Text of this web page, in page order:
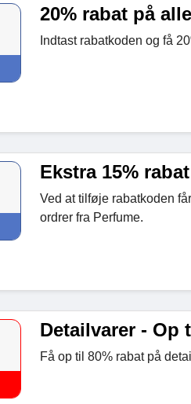
20% rabat på
Indtast rabatkoden og få
Ekstra 15%
Ved at tilføje rabatkoden
ordrer fra Perfume.
Detailvarer - Op
Få op til 80% rabat på